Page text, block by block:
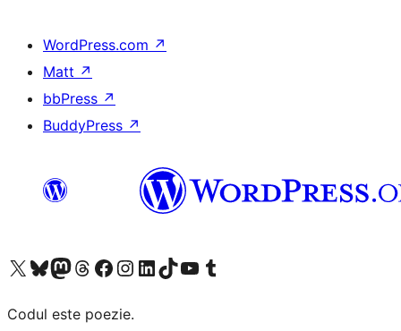
WordPress.com ↗
Matt ↗
bbPress ↗
BuddyPress ↗
Mergi la contul nostru X (fost Twitter)
Vizitează contul nostru Bluesky
Vizitează contul nostru Mastodon
Vizitează contul nostru Threads
Vizitează pagina noastră Facebook
Vizitează-ne pe Instagram
Vizitează-ne pe LinkedIn
Vizitează contul nostru TikTok
Vizitează canalul nostru YouTube
Vizitează contul nostru Tumblr
Codul este poezie.